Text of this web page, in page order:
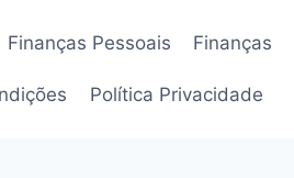
Finanças Pessoais Finanças
Política Privacidade